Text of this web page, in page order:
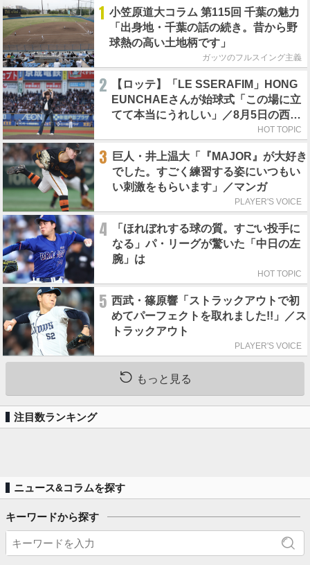
1 小笠原道大コラム 第115回 千葉の魅力
「出身地・千葉の話の続き。昔から野
球熱の高い土地柄です」
ガッツのフルスイング主義
2
【ロッテ】「LE SSERAFIM」HONG
EUNCHAEさんが始球式「この場に立
てて本当にうれしい」／8月5日の西武
HOT TOPIC
3
巨人・井上温大「『MAJOR』が大好き
でした。すごく練習する姿にいつもい
い刺激をもらいます」／マンガ
PLAYER'S VOICE
4
「ほれぼれする球の質。すごい投手に
なる」パ・リーグが驚いた「中日の左
腕」は
HOT TOPIC
5 西武・篠原響「ストラックアウトで初
めてパーフェクトを取れました!!」／ス
トラックアウト
PLAYER'S VOICE
もっと見る
注目数ランキング
ニュース&コラムを探す
キーワードから探す